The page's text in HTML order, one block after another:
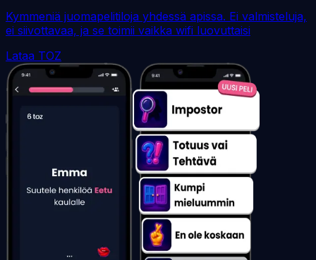
Kymmeniä juomapelitiloja yhdessä apissa. Ei valmisteluja,
ei siivottavaa, ja se toimii vaikka wifi luovuttaisi
Lataa TOZ